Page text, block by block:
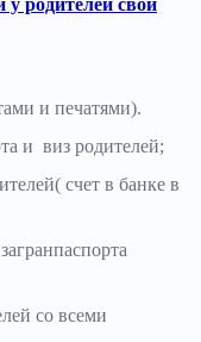
и печатями).
и виз родителей;
счет в банке в
со всеми